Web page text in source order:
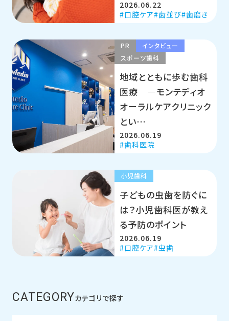
2026.06.22
口腔ケア 歯並び 歯磨き
PR
インタビュー
スポーツ歯科
地域とともに歩む歯科
医療 ―モンテディオ
オーラルケアクリニック
とい…
2026.06.19
歯科医院
小児歯科
子どもの虫歯を防ぐに
は？小児歯科医が教え
る予防のポイント
2026.06.19
口腔ケア 虫歯
CATEGORYカテゴリで探す